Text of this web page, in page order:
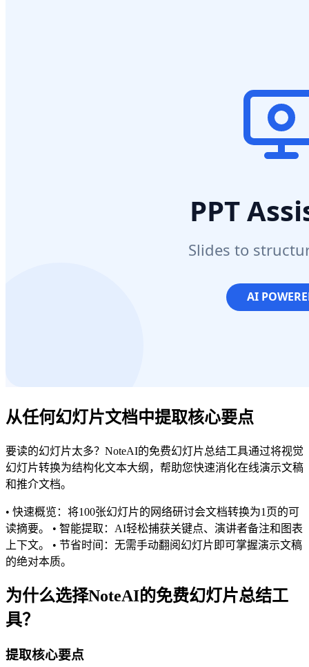
从任何幻灯片文档中提取核心要点
要读的幻灯片太多？NoteAI的免费幻灯片总结工具通过将视觉
幻灯片转换为结构化文本大纲，帮助您快速消化在线演示文稿
和推介文档。
• 快速概览：将100张幻灯片的网络研讨会文档转换为1页的可
读摘要。 • 智能提取：AI轻松捕获关键点、演讲者备注和图表
上下文。 • 节省时间：无需手动翻阅幻灯片即可掌握演示文稿
的绝对本质。
为什么选择NoteAI的免费幻灯片总结工
具？
提取核心要点